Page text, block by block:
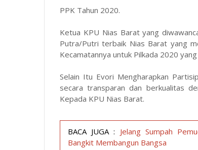
PPK Tahun 2020.
Ketua KPU Nias Barat yang
Putra/Putri terbaik Nias Barat yang
Kecamatannya untuk Pilkada 2020
Selain Itu Evori Mengharapkan
secara transparan dan berkualitas
Kepada KPU Nias Barat.
BACA JUGA : Jelang Sumpah
Bangkit Membangun Bangsa